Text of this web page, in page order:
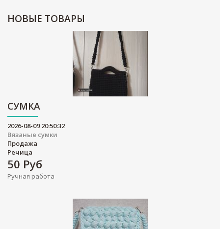
НОВЫЕ ТОВАРЫ
СУМКА
2026-08-09 20:50:32
Вязаные сумки
Продажа
Речица
50 Руб
Ручная работа